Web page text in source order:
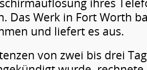
Das Werk in Fort Worth
und liefert es aus.
von zwei bis drei